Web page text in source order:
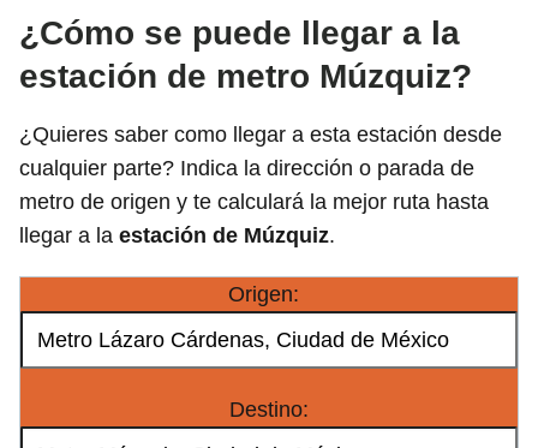
¿Cómo se puede llegar a la
estación de metro Múzquiz?
¿Quieres saber como llegar a esta estación desde
cualquier parte? Indica la dirección o parada de
metro de origen y te calculará la mejor ruta hasta
llegar a la estación de Múzquiz.
Origen:
Destino: